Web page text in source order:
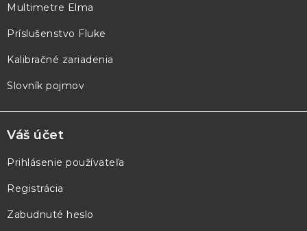
e
Multimetre Elma
Príslušenstvo Fluke
Kalibračné zariadenia
Slovník pojmov
Váš účet
Prihlásenie používateľa
Registrácia
Zabudnuté heslo